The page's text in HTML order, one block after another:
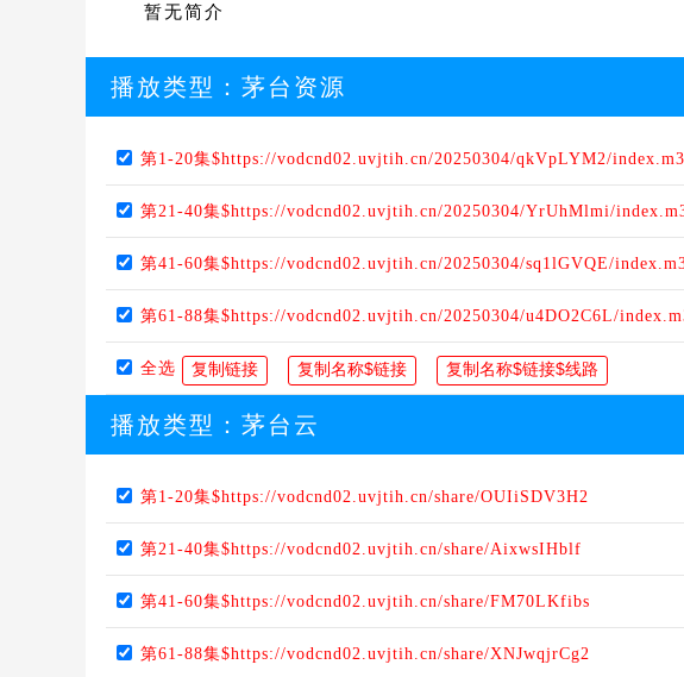
暂无简介
播放类型： 茅台资源
第1-20集$https://vodcnd02.uvjtih.cn/20250304/qkVpLYM2/
第21-40集$https://vodcnd02.uvjtih.cn/20250304/YrUhMlmi/
第41-60集$https://vodcnd02.uvjtih.cn/20250304/sq1lGVQE/
第61-88集$https://vodcnd02.uvjtih.cn/20250304/u4DO2C6L/
全选
播放类型： 茅台云
第1-20集$https://vodcnd02.uvjtih.cn/share/OUIiSDV3H2
第21-40集$https://vodcnd02.uvjtih.cn/share/AixwsIHblf
第41-60集$https://vodcnd02.uvjtih.cn/share/FM70LKfibs
第61-88集$https://vodcnd02.uvjtih.cn/share/XNJwqjrCg2